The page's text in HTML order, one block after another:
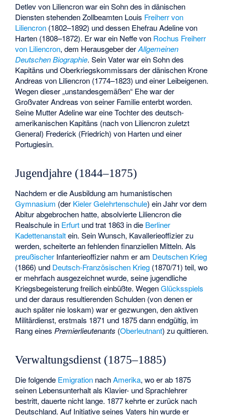
Detlev von Liliencron war ein Sohn des in dänischen
Diensten stehenden Zollbeamten Louis Freiherr von
Liliencron (1802–1892) und dessen Ehefrau Adeline von
Harten (1808–1872). Er war ein Neffe von Rochus Freiherr
von Liliencron, dem Herausgeber derAllgemeinen
Deutschen Biographie. Sein Vater war ein Sohn des
Kapitäns und Oberkriegskommissars der dänischen Krone
Andreas von Liliencron (1774–1823) und einer Leibeigenen.
Wegen dieser „unstandesgemäßen“ Ehe war der
Großvater Andreas von seiner Familie enterbt worden.
Seine Mutter Adeline war eine Tochter des deutsch-
amerikanischen Kapitäns (nach von Liliencron zuletzt
General) Frederick (Friedrich) von Harten und einer
Portugiesin.
Jugendjahre (1844–1875)
Nachdem er die Ausbildung am humanistischen
Gymnasium (der Kieler Gelehrtenschule) ein Jahr vor dem
Abitur abgebrochen hatte, absolvierte Liliencron die
Realschule in Erfurt und trat 1863 in die Berliner
Kadettenanstaltein. Sein Wunsch, Kavallerieoffizier zu
werden, scheiterte an fehlenden finanziellen Mitteln. Als
preußischer Infanterieoffizier nahm er am Deutschen Krieg
(1866) und Deutsch-Französischen Krieg (1870/71) teil, wo
er mehrfach ausgezeichnet wurde, seine jugendliche
Kriegsbegeisterung freilich einbüßte. WegenGlücksspiels
und der daraus resultierenden Schulden (von denen er
auch später nie loskam) war er gezwungen, den aktiven
Militärdienst, erstmals 1871 und 1875 dann endgültig, im
Rang eines Premierlieutenants (Oberleutnant) zu quittieren.
Verwaltungsdienst (1875–1885)
Die folgende Emigration nachAmerika, wo er ab 1875
seinen Lebensunterhalt als Klavier- und Sprachlehrer
bestritt, dauerte nicht lange. 1877 kehrte er zurück nach
Deutschland. Auf Initiative seines Vaters hin wurde er